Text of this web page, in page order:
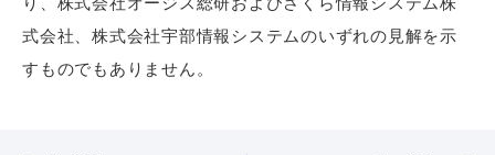
式会社、株式会社宇部情報システムのいずれの見解を示
すものでもありません。